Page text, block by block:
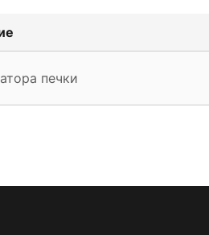
печки